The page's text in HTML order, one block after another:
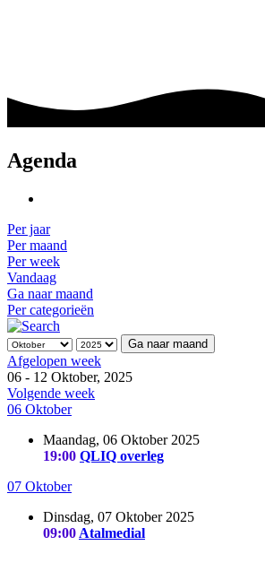
Agenda
Per jaar
Per maand
Per week
Vandaag
Ga naar maand
Per categorieën
Ga naar maand
Afgelopen week
06 - 12 Oktober, 2025
Volgende week
06 Oktober
Maandag, 06 Oktober 2025
19:00 QLIQ overleg
07 Oktober
Dinsdag, 07 Oktober 2025
09:00 Atalmedial